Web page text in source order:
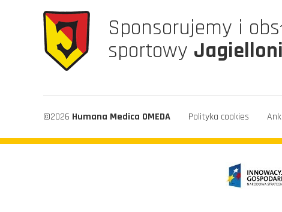
Sponsorujemy i
sportowy
©2026 Humana Medica OMEDA Polityka cookies